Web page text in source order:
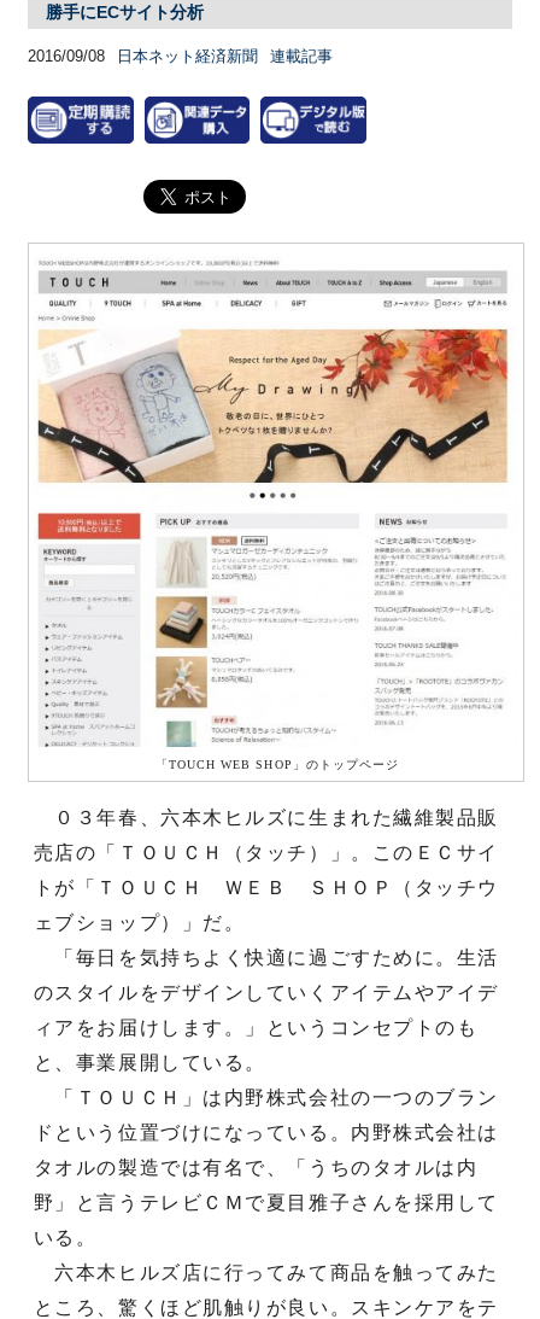
勝手にECサイト分析
2016/09/08 日本ネット経済新聞 連載記事
「TOUCH WEB SHOP」のトップページ
０３年春、六本木ヒルズに生まれた繊維製品販
売店の「ＴＯＵＣＨ（タッチ）」。このＥＣサイ
トが「ＴＯＵＣＨ ＷＥＢ ＳＨＯＰ（タッチウ
ェブショップ）」だ。
「毎日を気持ちよく快適に過ごすために。生活
のスタイルをデザインしていくアイテムやアイデ
ィアをお届けします。」というコンセプトのも
と、事業展開している。
「ＴＯＵＣＨ」は内野株式会社の一つのブラン
ドという位置づけになっている。内野株式会社は
タオルの製造では有名で、「うちのタオルは内
野」と言うテレビＣＭで夏目雅子さんを採用して
いる。
六本木ヒルズ店に行ってみて商品を触ってみた
ところ、驚くほど肌触りが良い。スキンケアをテ